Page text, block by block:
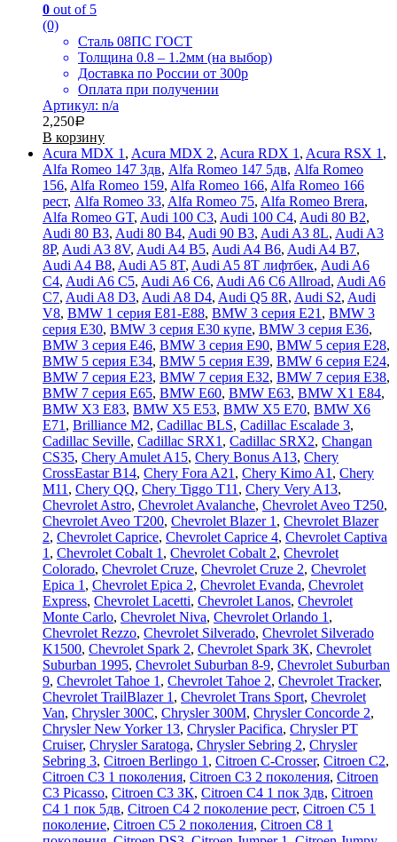
0 out of 5
(0)
Сталь 08ПС ГОСТ
Толщина 0.8 – 1.2мм (на выбор)
Доставка по России от 300р
Оплата при получении
Артикул: n/a
2,250Р
В корзину
Acura MDX 1 , Acura MDX 2, Acura RDX 1 , Acura RSX 1 ,
Alfa Romeo 147 3дв, Alfa Romeo 147 5дв, Alfa Romeo
156, Alfa Romeo 159, Alfa Romeo 166, Alfa Romeo 166
рест, Alfa Romeo 33, Alfa Romeo 75, Alfa Romeo Brera,
Alfa Romeo GT, Audi 100 C3, Audi 100 C4, Audi 80 B2,
Audi 80 B3, Audi 80 B4, Audi 90 B3, Audi A3 8L, Audi A3
8P, Audi A3 8V, Audi A4 B5, Audi A4 B6, Audi A4 B7,
Audi A4 B8, Audi A5 8T, Audi A5 8T лифтбек, Audi A6
C4, Audi A6 C5, Audi A6 C6, Audi A6 C6 Allroad, Audi A6
C7, Audi A8 D3, Audi A8 D4, Audi Q5 8R, Audi S2, Audi
V8, BMW 1 серия E81-E88, BMW 3 серия E21 , BMW 3
серия E30, BMW 3 серия E30 купе, BMW 3 серия E36,
BMW 3 серия E46, BMW 3 серия E90, BMW 5 серия E28,
BMW 5 серия E34, BMW 5 серия E39, BMW 6 серия E24,
BMW 7 серия E23, BMW 7 серия E32, BMW 7 серия E38,
BMW 7 серия E65, BMW E60, BMW E63, BMW X1 E84,
BMW X3 E83, BMW X5 E53, BMW X5 E70, BMW X6
E71 , Brilliance M2, Cadillac BLS, Cadillac Escalade 3,
Cadillac Seville, Cadillac SRX1 , Cadillac SRX2, Changan
CS35, Chery Amulet A15, Chery Bonus A13, Chery
CrossEastar B14, Chery Fora A21 , Chery Kimo A1 , Chery
M11 , Chery QQ, Chery Tiggo T11 , Chery Very A13,
Chevrolet Astro, Chevrolet Avalanche, Chevrolet Aveo T250,
Chevrolet Aveo Т200, Chevrolet Blazer 1 , Chevrolet Blazer
2, Chevrolet Caprice, Chevrolet Caprice 4, Chevrolet Captiva
1 , Chevrolet Cobalt 1 , Chevrolet Cobalt 2, Chevrolet
Colorado, Chevrolet Cruze, Chevrolet Cruze 2, Chevrolet
Epica 1 , Chevrolet Epica 2, Chevrolet Evanda, Chevrolet
Express, Chevrolet Lacetti, Chevrolet Lanos, Chevrolet
Monte Carlo, Chevrolet Niva, Chevrolet Orlando 1 ,
Chevrolet Rezzo, Chevrolet Silverado, Chevrolet Silverado
K1500, Chevrolet Spark 2, Chevrolet Spark ЗК, Chevrolet
Suburban 1995, Chevrolet Suburban 8-9, Chevrolet Suburban
9, Chevrolet Tahoe 1 , Chevrolet Tahoe 2, Chevrolet Tracker,
Chevrolet TrailBlazer 1 , Chevrolet Trans Sport, Chevrolet
Van, Chrysler 300C, Chrysler 300M, Chrysler Concorde 2,
Chrysler New Yorker 13, Chrysler Pacifica, Chrysler PT
Cruiser, Chrysler Saratoga, Chrysler Sebring 2, Chrysler
Sebring 3, Citroen Berlingo 1 , Citroen C-Crosser, Citroen C2,
Citroen C3 1 поколения, Citroen C3 2 поколения, Citroen
C3 Picasso, Citroen C3 ЗК, Citroen C4 1 пок 3дв, Citroen
C4 1 пок 5дв, Citroen C4 2 поколение рест, Citroen C5 1
поколение, Citroen C5 2 поколения, Citroen C8 1